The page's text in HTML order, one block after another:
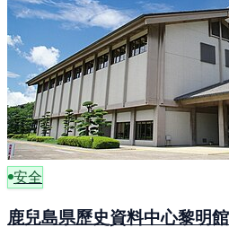
安全
鹿兒島県歷史資料中心黎明館